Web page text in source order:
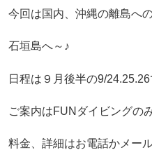
今回は国内、沖縄の離島へ
石垣島へ～♪
日程は９月後半の9/24.25.26
ご案内はFUNダイビングの
料金、詳細はお電話かメー